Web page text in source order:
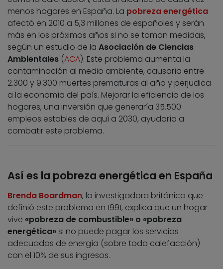
menos hogares en España. La pobreza energética
afectó en 2010 a 5,3 millones de españoles y serán
más en los próximos años si no se toman medidas,
según un estudio de la Asociación de Ciencias
Ambientales (ACA). Este problema aumenta la
contaminación al medio ambiente, causaría entre
2.300 y 9.300 muertes prematuras al año y perjudica
a la economía del país. Mejorar la eficiencia de los
hogares, una inversión que generaría 35.500
empleos estables de aquí a 2030, ayudaría a
combatir este problema.
Así es la pobreza energética en España
Brenda Boardman, la investigadora británica que
definió este problema en 1991, explica que un hogar
vive «pobreza de combustible» o «pobreza
energética» si no puede pagar los servicios
adecuados de energía (sobre todo calefacción)
con el 10% de sus ingresos.